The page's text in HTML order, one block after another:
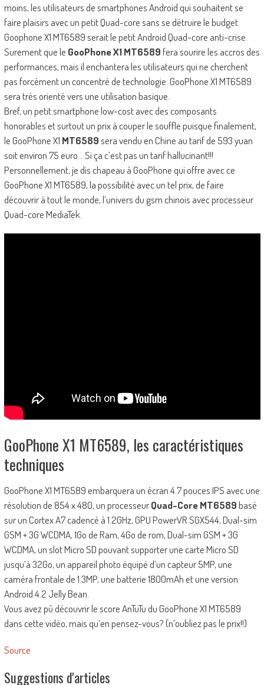
moins, les utilisateurs de smartphones Android qui souhaitent se
faire plaisirs avec un petit Quad-core sans se détruire le budget.
Goophone X1 MT6589 serait le petit Android Quad-core anti-crise.
Surement que le GooPhone X1 MT6589fera sourire les accros des
performances, mais il enchantera les utilisateurs qui ne cherchent
pas forcément un concentré de technologie. GooPhone X1 MT6589
sera très orienté vers une utilisation basique.
Bref, un petit smartphone low-cost avec des composants
honorables et surtout un prix à couper le souffle puisque finalement,
le GooPhone X1 MT6589sera vendu en Chine au tarif de 593 yuan
soit environ 75 euro… Si ça c’est pas un tarif hallucinant!!!
Personnellement, je dis chapeau à GooPhone qui offre avec ce
GooPhone X1 MT6589, la possibilité avec un tel prix, de faire
découvrir à tout le monde, l’univers du gsm chinois avec processeur
Quad-core MediaTek.
GooPhone X1 MT6589, les caractéristiques
techniques
GooPhone X1 MT6589 embarquera un écran 4.7 pouces IPS avec une
résolution de 854 x 480, un processeurQuad-Core MT6589basé
sur un Cortex A7 cadencé à 1.2GHz, GPU PowerVR SGX544, Dual-sim
GSM + 3G WCDMA, 1Go de Ram, 4Go de rom, Dual-sim GSM + 3G
WCDMA, un slot Micro SD pouvant supporter une carte Micro SD
jusqu’à 32Go, un appareil photo équipé d’un capteur 5MP, une
caméra frontale de 1.3MP, une batterie 1800mAh et une version
Android 4.2 Jelly Bean.
Vous avez pû découvrir le score AnTuTu du GooPhone X1 MT6589
dans cette vidéo, mais qu’en pensez-vous? (n’oubliez pas le prix!!)
Source
Suggestions d'articles